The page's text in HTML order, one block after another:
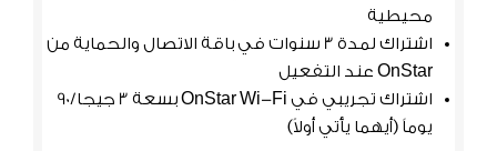
محيطية
اشتراك لمدة 3 سنوات في باقة الاتصال والحماية من
OnStar عند التفعيل
اشتراك تجريبي في OnStar Wi-Fi بسعة 3 جيجا/90
يوماً (أيهما يأتي أولاً)